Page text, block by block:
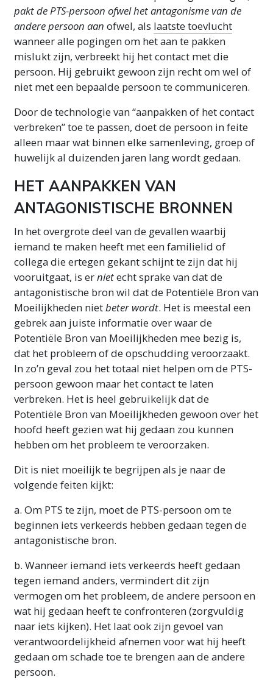
pakt de PTS-persoon ofwel het antagonisme van de
andere persoon aan ofwel, als laatste toevlucht
wanneer alle pogingen om het aan te pakken
mislukt zijn, verbreekt hij het contact met die
persoon. Hij gebruikt gewoon zijn recht om wel of
niet met een bepaalde persoon te communiceren.
Door de technologie van “aanpakken of het contact
verbreken” toe te passen, doet de persoon in feite
alleen maar wat binnen elke samenleving, groep of
huwelijk al duizenden jaren lang wordt gedaan.
HET AANPAKKEN VAN
ANTAGONISTISCHE BRONNEN
In hetovergrote deel van de gevallen waarbij
iemand te maken heeft met een familielid of
collega die ertegen gekant schijnt te zijn dat hij
vooruitgaat, is ernietecht sprake van dat de
antagonistische bron wil dat de Potentiële Bron van
Moeilijkheden nietbeter wordt. Het is meestal een
gebrek aan juiste informatie over waar de
Potentiële Bron van Moeilijkheden mee bezig is,
dat het probleem of de opschudding veroorzaakt.
In zo’n geval zou het totaal niet helpen om de PTS-
persoon gewoon maar het contact te laten
verbreken. Het is heel gebruikelijk dat de
Potentiële Bron van Moeilijkheden gewoon over het
hoofd heeft gezien wat hij gedaan zou kunnen
hebben om het probleem te veroorzaken.
Dit is niet moeilijk te begrijpen als je naar de
volgende feiten kijkt:
a. Om PTS te zijn, moet de PTS-persoon om te
beginnen iets verkeerds hebben gedaan tegen de
antagonistische bron.
b. Wanneer iemand iets verkeerds heeft gedaan
tegen iemand anders, vermindert dit zijn
vermogen om het probleem, de andere persoon en
wat hij gedaan heeft te confronteren (zorgvuldig
naar iets kijken). Het laat ook zijn gevoel van
verantwoordelijkheid afnemen voor wat hij heeft
gedaan om schade toe te brengen aan de andere
persoon.